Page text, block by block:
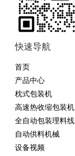
快速导航
首页
产品中心
枕式包装机
高速热收缩包装机
全自动包装理料线
自动供料机械
设备视频